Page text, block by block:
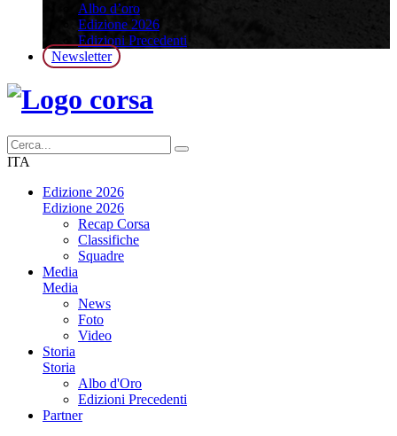
Albo d’oro
Edizione 2026
Edizioni Precedenti
Newsletter
ITA
Edizione 2026
Edizione 2026
Recap Corsa
Classifiche
Squadre
Media
Media
News
Foto
Video
Storia
Storia
Albo d'Oro
Edizioni Precedenti
Partner